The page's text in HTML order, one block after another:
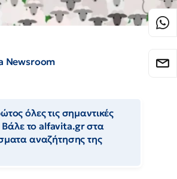
Newsroom
όλες τις σημαντικές
Βάλε το alfavita.gr στα
αναζήτησης της